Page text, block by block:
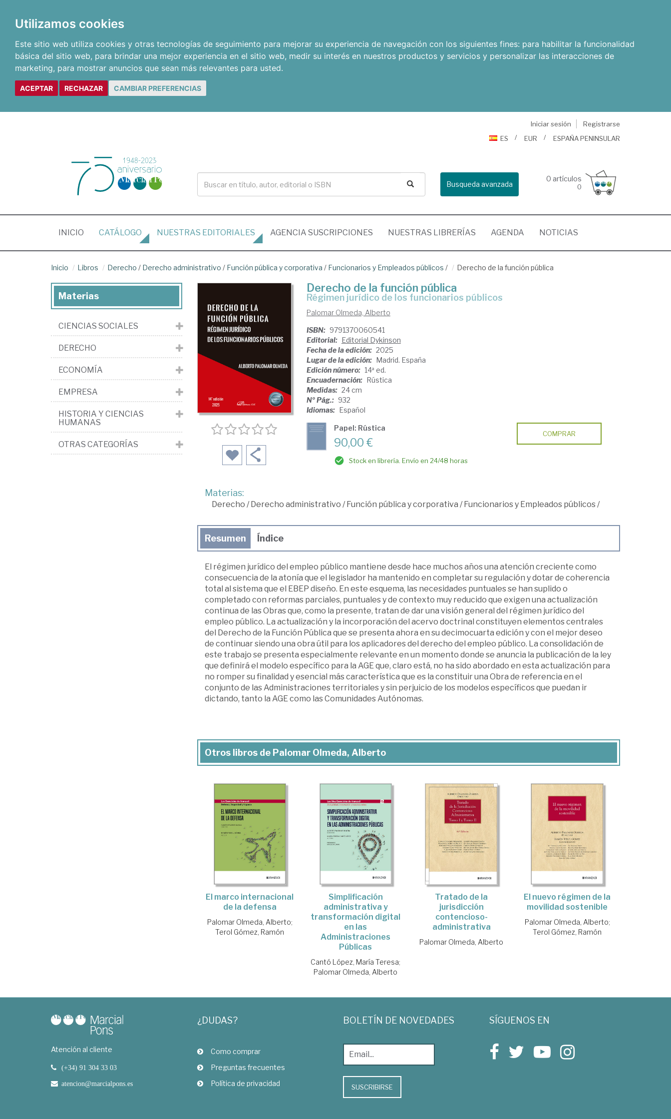
Utilizamos cookies
Este sitio web utiliza cookies y otras tecnologías de seguimiento para mejorar su experiencia de navegación con los siguientes fines: para habilitar la funcionalidad
básica del sitio web, para brindar una mejor experiencia en el sitio web, medir su interés en nuestros productos y servicios y personalizar las interacciones de
marketing, para mostrar anuncios que sean más relevantes para usted.
ACEPTAR RECHAZAR CAMBIAR PREFERENCIAS
Iniciar sesión
Registrarse
ES
EUR ESPAÑA PENINSULAR
Busqueda avanzada
0 artículos
0
INICIO (CURRENT)
CATÁLOGO NUESTRAS EDITORIALES AGENCIA SUSCRIPCIONES NUESTRAS LIBRERÍAS AGENDA NOTICIAS
Inicio Libros Derecho / Derecho administrativo / Función pública y corporativa / Funcionarios y Empleados públicos / Derecho de la función pública
Derecho de la función pública
Régimen jurídico de los funcionarios públicos
Palomar Olmeda, Alberto
ISBN: 9791370060541
Editorial: Editorial Dykinson
Fecha de la edición: 2025
Lugar de la edición: Madrid. España
Edición número: 14ª ed.
Encuadernación: Rústica
Medidas: 24 cm
Nº Pág.: 932
Idiomas: Español
Papel: Rústica
90,00 €
Stock en librería. Envío en 24/48 horas
COMPRAR
Materias:
Derecho /Derecho administrativo /Función pública y corporativa /Funcionarios y Empleados públicos/
Resumen Índice
El régimen jurídico del empleo público mantiene desde hace muchos años una atención creciente como
consecuencia de la atonía que el legislador ha mantenido en completar su regulación y dotar de coherencia
total al sistema que el EBEP diseño. En este esquema, las necesidades puntuales se han suplido o
completado con reformas parciales, puntuales y de contexto muy reducido que exigen una actualización
continua de las Obras que, como la presente, tratan de dar una visión general del régimen jurídico del
empleo público. La actualización y la incorporación del acervo doctrinal constituyen elementos centrales
del Derecho de la Función Pública que se presenta ahora en su decimocuarta edición y con el mejor deseo
de continuar siendo una obra útil para los aplicadores del derecho del empleo público. La consolidación de
este trabajo se presenta especialmente relevante en un momento donde se anuncia la publicación de la ley
que definirá el modelo específico para la AGE que, claro está, no ha sido abordado en esta actualización para
no romper su finalidad y esencial más característica que es la constituir una Obra de referencia en el
conjunto de las Administraciones territoriales y sin perjuicio de los modelos específicos que puedan ir
dictando, tanto la AGE como las Comunidades Autónomas.
Otros libros de Palomar Olmeda, Alberto
El marco internacional
de la defensa
Palomar Olmeda, Alberto;
Terol Gómez, Ramón
Simplificación
administrativa y
transformación digital
en las
Administraciones
Públicas
Cantó López, María Teresa;
Palomar Olmeda, Alberto
Tratado de la
jurisdicción
contencioso-
administrativa
Palomar Olmeda, Alberto
El nuevo régimen de la
movilidad sostenible
Palomar Olmeda, Alberto;
Terol Gómez, Ramón
Materias
CIENCIAS SOCIALES
DERECHO
ECONOMÍA
EMPRESA
HISTORIA Y CIENCIAS
HUMANAS
OTRAS CATEGORÍAS
Atención al cliente
(+34) 91 304 33 03
atencion@marcialpons.es
¿DUDAS?
Como comprar
Preguntas frecuentes
Política de privacidad
BOLETÍN DE NOVEDADES
SUSCRIBIRSE
SÍGUENOS EN